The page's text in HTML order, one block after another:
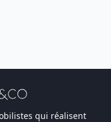
qui réalisent